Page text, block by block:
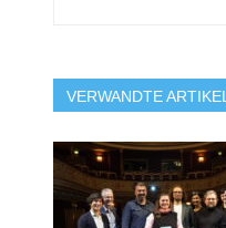
VERWANDTE ARTIKEL